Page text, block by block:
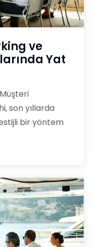
ve
Yat
son yıllarda
bir yöntem